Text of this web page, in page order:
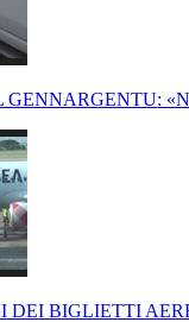
GENNARGENTU:
DEI BIGLIETTI